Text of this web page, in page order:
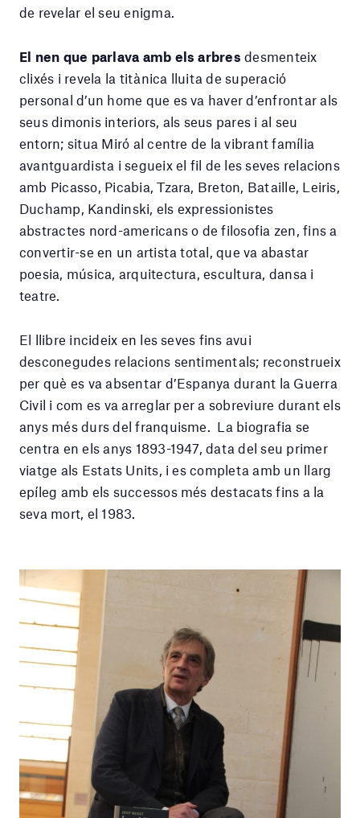
de revelar el seu enigma.
El nen que parlava amb els arbresdesmenteix
clixés i revela la titànica lluita de superació
personal d’un home que es va haver d’enfrontar als
seus dimonis interiors, als seus pares i al seu
entorn; situa Miró al centre de la vibrant família
avantguardista i segueix el fil de les seves relacions
amb Picasso, Picabia, Tzara, Breton, Bataille, Leiris,
Duchamp, Kandinski, els expressionistes
abstractes nord-americans o de filosofia zen, fins a
convertir-se en un artista total, que va abastar
poesia, música, arquitectura, escultura, dansa i
teatre.
El llibre incideix en les seves fins avui
desconegudes relacions sentimentals; reconstrueix
per què es va absentar d’Espanya durant la Guerra
Civil i com es va arreglar per a sobreviure durant els
anys més durs del franquisme. La biografia se
centra en els anys 1893-1947, data del seu primer
viatge als Estats Units, i es completa amb un llarg
epíleg amb els successos més destacats fins a la
seva mort, el 1983.